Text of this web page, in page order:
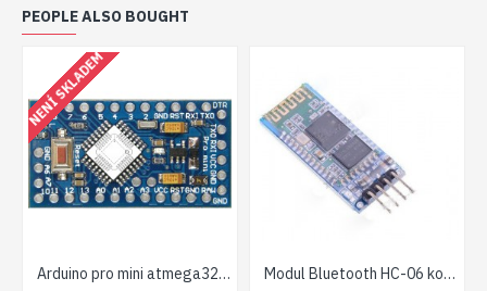
PEOPLE ALSO BOUGHT
NENÍ SKLADEM
Arduino pro mini atmega328/168 5v 16MHz Modul Bluetooth HC-06 kompatibilní s Arduino